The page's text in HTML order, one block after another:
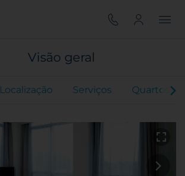
Visão geral
Localização Serviços Quartos